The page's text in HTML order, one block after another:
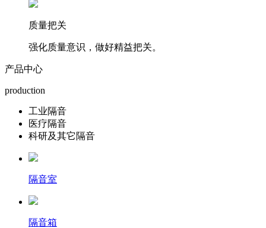
质量把关
强化质量意识，做好精益把关。
产品中心
production
工业隔音
医疗隔音
科研及其它隔音
隔音室
隔音箱